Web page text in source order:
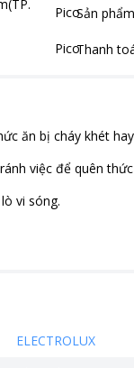
Sản
Thanh
ăn bị cháy khét
việc để quên
vi sóng.
ELECTROLUX